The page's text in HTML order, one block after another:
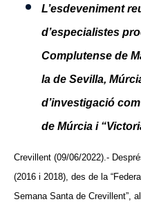
L’esdeveniment
d’especialistes
Complutense de
la de Sevilla,
d’investigació
de Múrcia i
Crevillent (09/06/2022).-
(2016 i 2018), des de la
Semana Santa de Crevillent”,